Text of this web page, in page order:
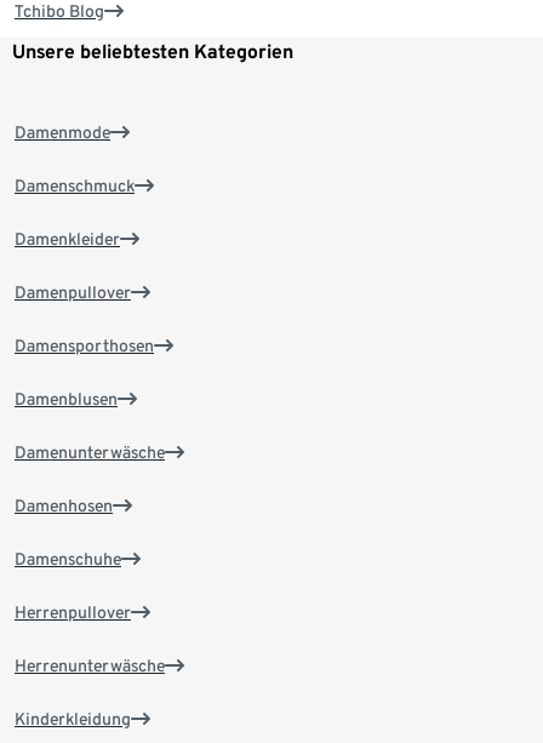
Tchibo Blog
Unsere beliebtesten Kategorien
Damenmode
Damenschmuck
Damenkleider
Damenpullover
Damensporthosen
Damenblusen
Damenunterwäsche
Damenhosen
Damenschuhe
Herrenpullover
Herrenunterwäsche
Kinderkleidung